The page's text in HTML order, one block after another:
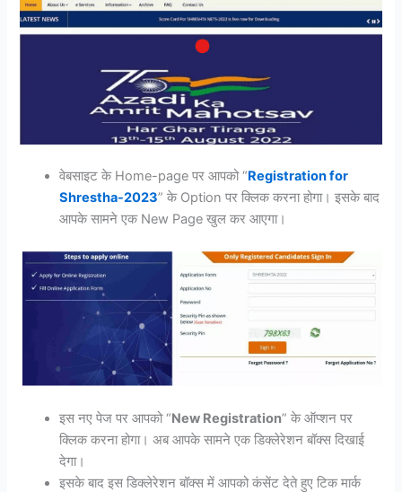
वेबसाइट के Home-page पर आपको “Registration for
Shrestha-2023” के Option पर क्लिक करना होगा। इसके बाद
आपके सामने एक New Page खुल कर आएगा।
इस नए पेज पर आपको “New Registration” के ऑप्शन पर
क्लिक करना होगा। अब आपके सामने एक डिक्लेरेशन बॉक्स दिखाई
देगा।
इसके बाद इस डिक्लेरेशन बॉक्स में आपको कंसेंट देते हुए टिक मार्क